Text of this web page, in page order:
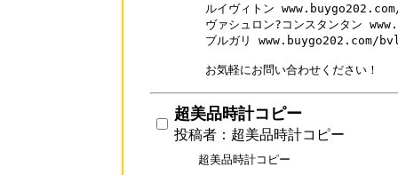
ルイヴィトン
ヴァシュロン?コンスタンタン
ブルガリ www.buygo202.com/
お気軽にお問い合わせください！
超美品時計コピー
投稿者：超美品時計コピー
超美品時計コピー